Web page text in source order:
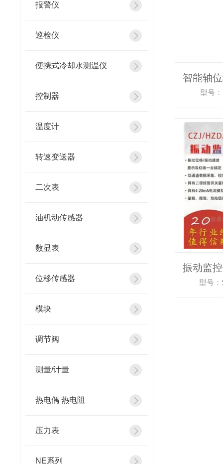
报警仪
巡检仪
便携式冷却水测温仪
控制器
温度计
转速变送器
二次表
油机动传感器
数显表
位移传感器
模块
调节阀
测量/计量
热电偶 热电阻
压力表
NE系列
型号
型号